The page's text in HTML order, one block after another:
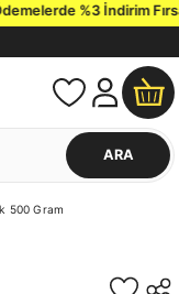
%3 İndirim
ARA
500 Gram